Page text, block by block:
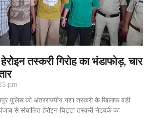
तस्करी गिरोह का भंडाफोड़, चार
pm
पुलिस को अंतरराज्यीय नशा तस्करी के खिलाफ बड़ी
से संचालित हेरोइन चिट्टा तस्करी नेटवर्क का